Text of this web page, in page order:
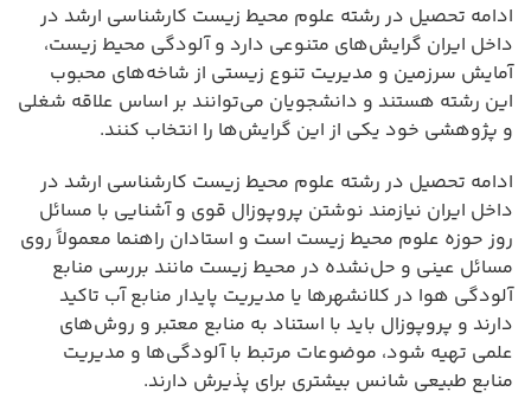
ادامه تحصیل در رشته علوم محیط زیست کارشناسی ارشد در
داخل ایران گرایش‌های متنوعی دارد و آلودگی محیط زیست،
آمایش سرزمین و مدیریت تنوع زیستی از شاخه‌های محبوب
این رشته هستند و دانشجویان می‌توانند بر اساس علاقه شغلی
و پژوهشی خود یکی از این گرایش‌ها را انتخاب کنند.
ادامه تحصیل در رشته علوم محیط زیست کارشناسی ارشد در
داخل ایران نیازمند نوشتن پروپوزال قوی و آشنایی با مسائل
روز حوزه علوم محیط زیست است و استادان راهنما معمولاً روی
مسائل عینی و حل‌نشده در محیط زیست مانند بررسی منابع
آلودگی هوا در کلانشهرها یا مدیریت پایدار منابع آب تاکید
دارند و پروپوزال باید با استناد به منابع معتبر و روش‌های
علمی تهیه شود، موضوعات مرتبط با آلودگی‌ها و مدیریت
منابع طبیعی شانس بیشتری برای پذیرش دارند.